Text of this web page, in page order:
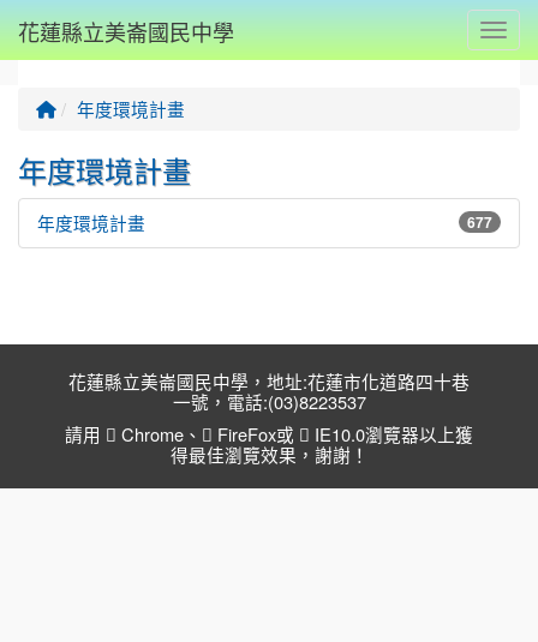
花蓮縣立美崙國民中學
回首頁
年度環境計畫
年度環境計畫
年度環境計畫 677
花蓮縣立美崙國民中學，地址:花蓮市化道路四十巷
一號，電話:(03)8223537
請用
Chrome 、 FireFox或
IE10.0瀏覽器以上獲
得最佳瀏覽效果，謝謝！